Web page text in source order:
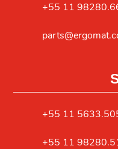
+55 11
+55 11
+55 11